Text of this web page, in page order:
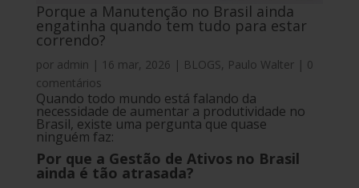
Porque a Manutenção no Brasil ainda
engatinha quando tem tudo para estar
correndo?
por admin | 16 mar, 2026 | BLOGS, Paulo Walter| 0
comentários
Quando todo mundo está falando da
necessidade de aumentar a produtividade no
Brasil, existe uma pergunta que quase
ninguém faz:
Por que a Gestão de Ativos no Brasil
ainda é tão atrasada?